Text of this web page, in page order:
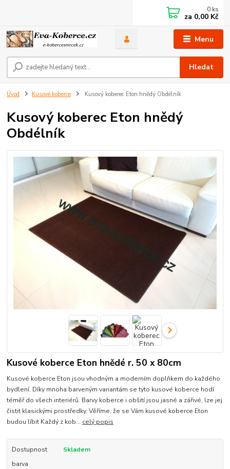
Menu
Hledat
0 ks
za 0,00 Kč
Úvod Kusové koberce Kusový koberec Eton hnědý Obdélník
Kusový koberec Eton hnědý
Obdélník
Kusové koberce Eton hnědé r. 50 x 80cm
Kusové koberce Eton jsou vhodným a moderním doplňkem do každého
bydlení. Díky mnoha barveným variantám se tyto kusové koberce hodí
téměř do všech interiérů. Barvy koberce i obšití jsou jasné a zářivé, lze jej
čistit klasickými prostředky. Věříme, že se Vám kusové koberce Eton
budou líbit Každý z kob... celý popis
Dostupnost
Skladem
barva